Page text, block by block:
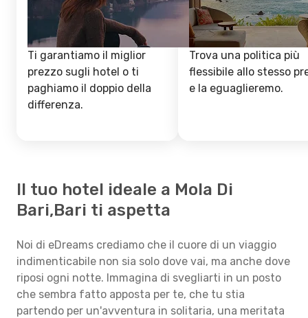
Ti garantiamo il miglior
prezzo sugli hotel o ti
paghiamo il doppio della
differenza.
Trova una politica più
flessibile allo stesso
e la eguaglieremo.
Il tuo hotel ideale a Mola Di
Bari,Bari ti aspetta
Noi di eDreams crediamo che il cuore di un viaggio
indimenticabile non sia solo dove vai, ma anche dove
riposi ogni notte. Immagina di svegliarti in un posto
che sembra fatto apposta per te, che tu stia
partendo per un'avventura in solitaria, una meritata